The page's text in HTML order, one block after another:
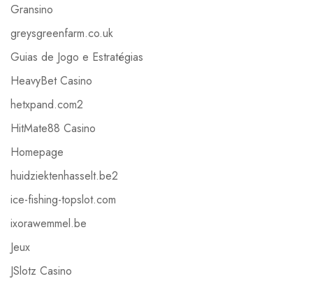
Gransino
greysgreenfarm.co.uk
Guias de Jogo e Estratégias
HeavyBet Casino
hetxpand.com2
HitMate88 Casino
Homepage
huidziektenhasselt.be2
ice-fishing-topslot.com
ixorawemmel.be
Jeux
JSlotz Casino